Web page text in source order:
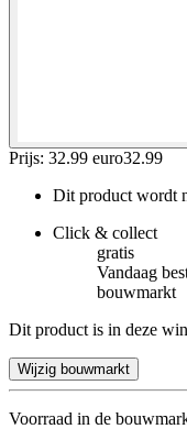
Prijs: 32.99 euro32.99
Dit product wordt
Click & collect
gratis
Vandaag
bouwmarkt
Dit product is in deze
Wijzig bouwmarkt
Voorraad in de